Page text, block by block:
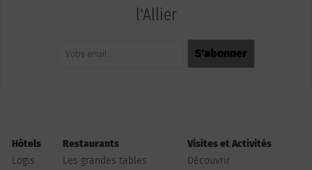
l'Allier
Hôtels
Logis
Restaurants
Les grandes tables
Visites et Activités
Découvrir